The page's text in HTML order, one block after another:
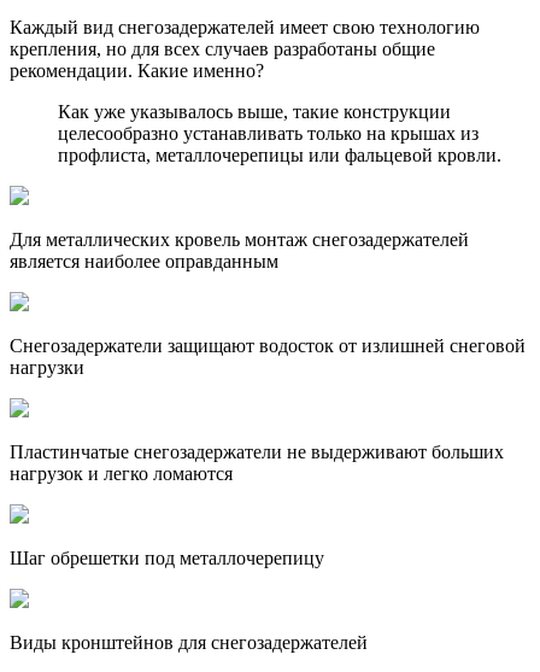
Каждый вид снегозадержателей имеет свою технологию
крепления, но для всех случаев разработаны общие
рекомендации. Какие именно?
Как уже указывалось выше, такие конструкции
целесообразно устанавливать только на крышах из
профлиста, металлочерепицы или фальцевой кровли.
Для металлических кровель монтаж снегозадержателей
является наиболее оправданным
Снегозадержатели защищают водосток от излишней снеговой
нагрузки
Пластинчатые снегозадержатели не выдерживают больших
нагрузок и легко ломаются
Шаг обрешетки под металлочерепицу
Виды кронштейнов для снегозадержателей